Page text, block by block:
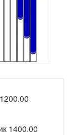
1200.00
1400.00